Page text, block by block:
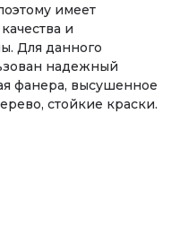
имеет
и
Для данного
надежный
фанера, высушенное
стойкие краски.